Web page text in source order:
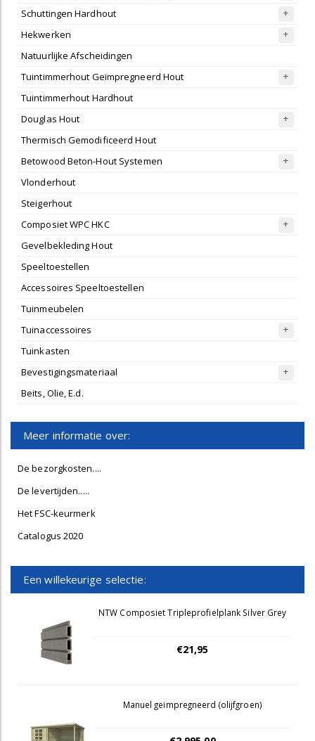
Schuttingen Hardhout
Hekwerken
Natuurlijke Afscheidingen
Tuintimmerhout Geïmpregneerd Hout
Tuintimmerhout Hardhout
Douglas Hout
Thermisch Gemodificeerd Hout
Betowood Beton-Hout Systemen
Vlonderhout
Steigerhout
Composiet WPC HKC
Gevelbekleding Hout
Speeltoestellen
Accessoires Speeltoestellen
Tuinmeubelen
Tuinaccessoires
Tuinkasten
Bevestigingsmateriaal
Beits, Olie, E.d.
Meer informatie over:
De bezorgkosten....
De levertijden.....
Het FSC-keurmerk
Catalogus 2020
Een willekeurige selectie:
NTW Composiet Tripleprofielplank Silver Grey
€21,95
Manuel geimpregneerd (olijfgroen)